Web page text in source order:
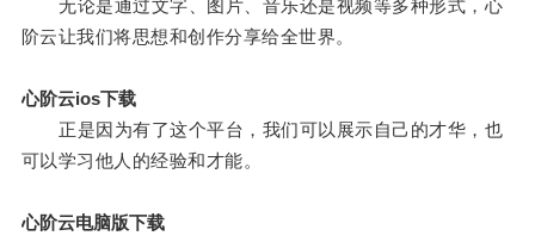
无论是通过文字、图片、音乐还是视频等多种形式，心
阶云让我们将思想和创作分享给全世界。
心阶云ios下载
正是因为有了这个平台，我们可以展示自己的才华，也
可以学习他人的经验和才能。
心阶云电脑版下载